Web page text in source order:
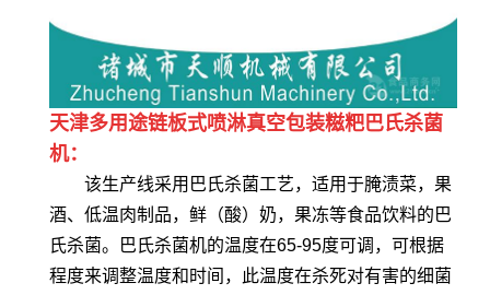
天津多用途链板式喷淋真空包装糍粑巴氏杀菌
机：
该生产线采用巴氏杀菌工艺，适用于腌渍菜，果
酒、低温肉制品，鲜（酸）奶，果冻等食品饮料的巴
氏杀菌。巴氏杀菌机的温度在65-95度可调，可根据
程度来调整温度和时间，此温度在杀死对有害的细菌